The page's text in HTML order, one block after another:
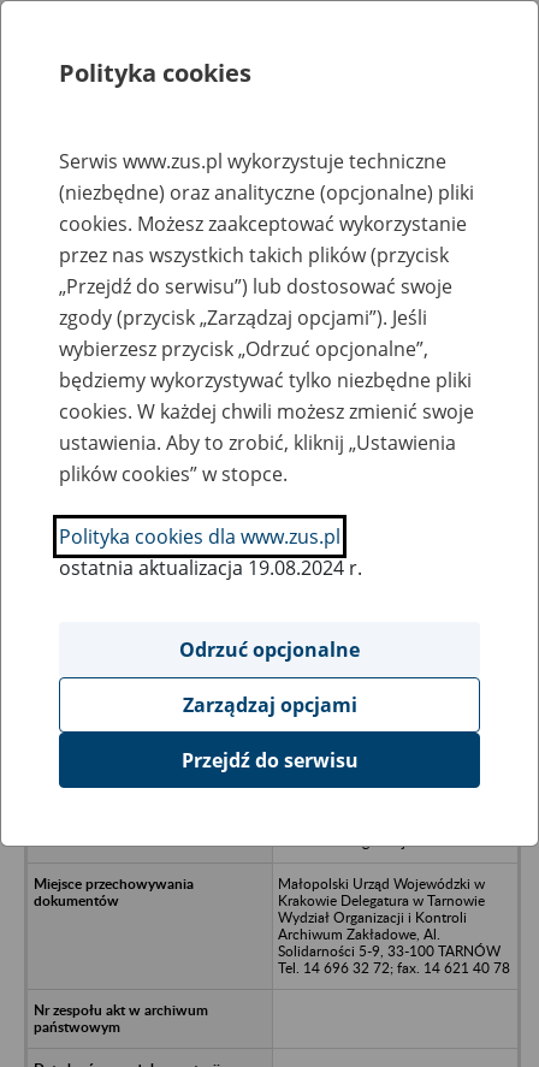
Rejestry, ewidencje i archiwa
Baza zlikwidowanych lub
przekształconych zakładów pracy
Nazwa zakładu pracy:
SZUKAJ
Ukryj wszystkie pozycje bazy
Przedsiębiorstwo Handlu Artykułami
Małopolski Urząd Wojewódzki w
Krakowie Delegatura w Tarnowie
Wydział Organizacji i Kontroli
Archiwum Zakładowe, Al.
Solidarności 5-9, 33-100 TARNÓW
Tel. 14 696 32 72; fax. 14 621 40 78
Polityka cookies
Serwis www.zus.pl wykorzystuje techniczne
(niezbędne) oraz analityczne (opcjonalne) pliki
cookies. Możesz zaakceptować wykorzystanie
przez nas wszystkich takich plików (przycisk
„Przejdź do serwisu”) lub dostosować swoje
zgody (przycisk „Zarządzaj opcjami”). Jeśli
wybierzesz przycisk „Odrzuć opcjonalne”,
będziemy wykorzystywać tylko niezbędne pliki
cookies. W każdej chwili możesz zmienić swoje
ustawienia. Aby to zrobić, kliknij „Ustawienia
plików cookies” w stopce.
Polityka cookies dla www.zus.pl
ostatnia aktualizacja 19.08.2024 r.
Odrzuć opcjonalne
Zarządzaj opcjami
Przejdź do serwisu